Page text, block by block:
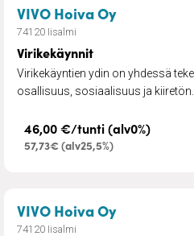
VIVO Hoiva Oy–
74120 Iisalmi
Virikekäynnit
Virikekäyntien ydin on yhdessä
osallisuus, sosiaalisuus ja kiiretön...
46,00 €/tunti (alv0%)
57,73€ (alv25,5%)
VIVO Hoiva Oy–
74120 Iisalmi